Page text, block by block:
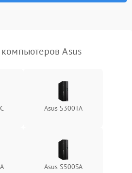
Asus
Asus S300TA
Asus S500SA